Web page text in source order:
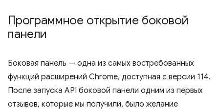
Программное открытие боковой
панели
Боковая панель — одна из самых востребованных
функций расширений Chrome, доступная с версии 114.
После запуска API боковой панели одним из первых
отзывов, которые мы получили, было желание